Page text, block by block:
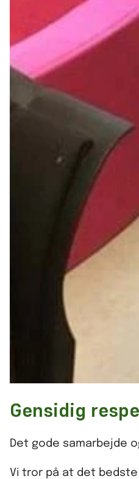
Gensidig
Det gode samarbejde
Vi tror på at det